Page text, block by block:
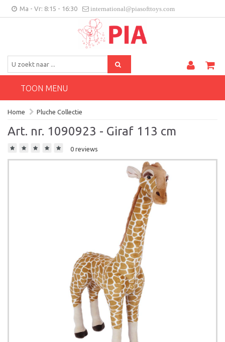
Ma - Vr: 8:15 - 16:30 international@piasofttoys.com
Klantenfeedback
BE/NL
TOON MENU
Home Pluche Collectie
Art. nr. 1090923 - Giraf 113 cm
0 reviews